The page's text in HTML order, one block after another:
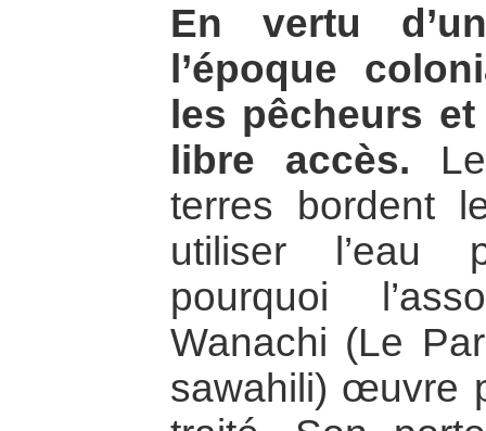
En vertu
l’époque
les pêcheurs
libre accès.
terres bordent
utiliser l’eau
pourquoi
Wanachi (Le
sawahili) œuvre